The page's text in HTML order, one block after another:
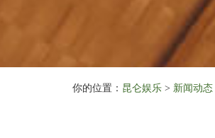
你的位置： 昆仑娱乐 > 新闻动态